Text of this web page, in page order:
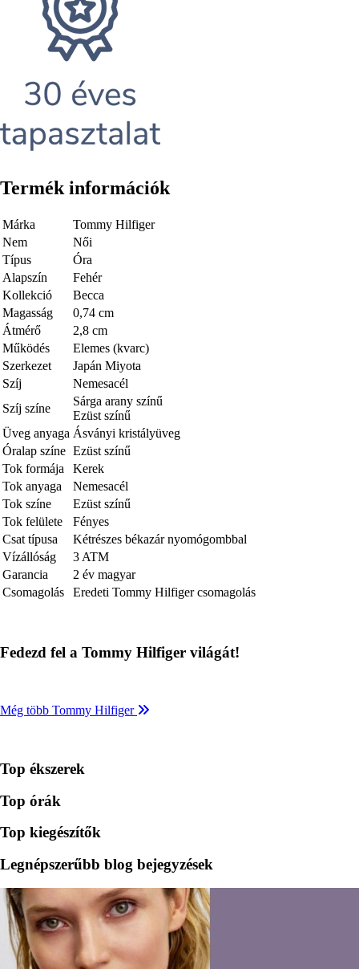
Termék információk
Márka
Tommy Hilfiger
Nem
Női
Típus
Óra
Alapszín
Fehér
Kollekció
Becca
Magasság
0,74 cm
Átmérő
2,8 cm
Működés
Elemes (kvarc)
Szerkezet
Japán Miyota
Szíj
Nemesacél
Szíj színe
Sárga arany színű
Ezüst színű
Üveg anyaga Ásványi kristályüveg
Óralap színe Ezüst színű
Tok formája
Kerek
Tok anyaga
Nemesacél
Tok színe
Ezüst színű
Tok felülete
Fényes
Csat típusa
Kétrészes békazár nyomógombbal
Vízállóság
3 ATM
Garancia
2 év magyar
Csomagolás
Eredeti Tommy Hilfiger csomagolás
Fedezd fel a Tommy Hilfiger világát!
Még több Tommy Hilfiger
Top ékszerek
Top órák
Top kiegészítők
Legnépszerűbb blog bejegyzések